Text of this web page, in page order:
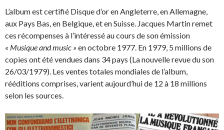
L’album est certifié Disque d’or en Angleterre, en Allemagne,
aux Pays Bas, en Belgique, et en Suisse. Jacques Martin remet
ces récompenses à l’intéressé au cours de son émission
« Musique and music » en octobre 1977. En 1979, 5 millions de
copies ont été vendues dans 34 pays (La nouvelle revue du son
26/03/1979). Les ventes totales mondiales de l’album,
rééditions comprises, varient aujourd’hui de 12 à 18 millions
selon les sources.